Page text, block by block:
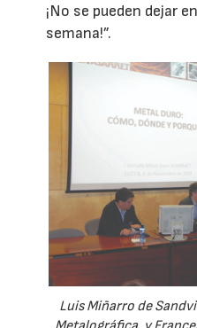
¡No se pueden dejar
semana!”.
Luis Miñarro de